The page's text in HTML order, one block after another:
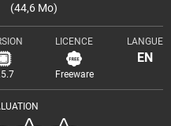
(44,6 Mo)
LICENCE
Freeware
LANGUE
EN